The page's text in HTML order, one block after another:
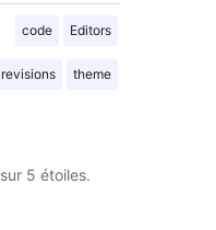
code Editors
revisions theme
sur 5 étoiles.